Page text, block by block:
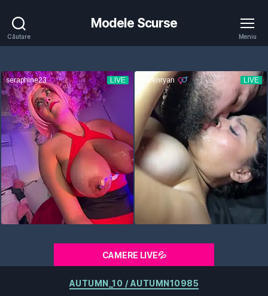
Căutare
Modele Scurse
Meniu
CAMERE LIVE💦
Categorii
AUTUMN_10 / AUTUMN10985